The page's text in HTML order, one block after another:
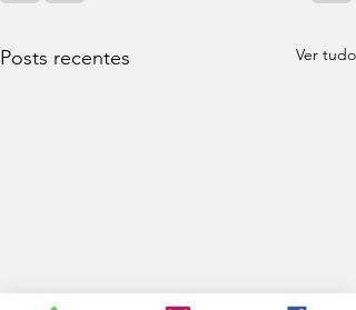
Posts recentes Ver tudo